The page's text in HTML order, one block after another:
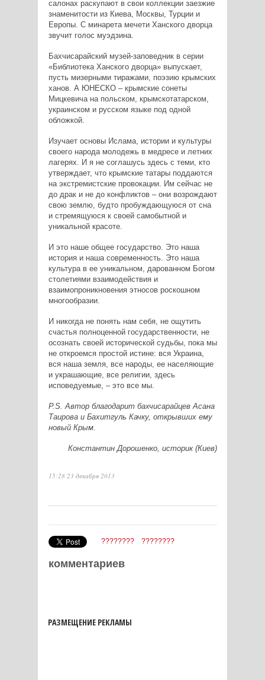
салонах раскупают в свои коллекции заезжие
знаменитости из Киева, Москвы, Турции и
Европы. С минарета мечети Ханского дворца
звучит голос муэдзина.
Бахчисарайский музей-заповедник в серии
«Библиотека Ханского дворца» выпускает,
пусть мизерными тиражами, поэзию крымских
ханов. А ЮНЕСКО – крымские сонеты
Мицкевича на польском, крымскотатарском,
украинском и русском языке под одной
обложкой.
Изучает основы Ислама, истории и культуры
своего народа молодежь в медресе и летних
лагерях. И я не соглашусь здесь с теми, кто
утверждает, что крымские татары поддаются
на экстремистские провокации. Им сейчас не
до драк и не до конфликтов – они возрождают
свою землю, будто пробуждающуюся от сна
и стремящуюся к своей самобытной и
уникальной красоте.
И это наше общее государство. Это наша
история и наша современность. Это наша
культура в ее уникальном, дарованном Богом
столетиями взаимодействия и
взаимопроникновения этносов роскошном
многообразии.
И никогда не понять нам себя, не ощутить
счастья полноценной государственности, не
осознать своей исторической судьбы, пока мы
не откроемся простой истине: вся Украина,
вся наша земля, все народы, ее населяющие
и украшающие, все религии, здесь
исповедуемые, – это все мы.
P.S. Автор благодарит бахчисарайцев Асана
Таирова и Бахитгуль Качку, открывших ему
новый Крым.
Константин Дорошенко, историк (Киев)
15:28 23 декабря 2013
???????? ????????
комментариев
РАЗМЕЩЕНИЕ РЕКЛАМЫ